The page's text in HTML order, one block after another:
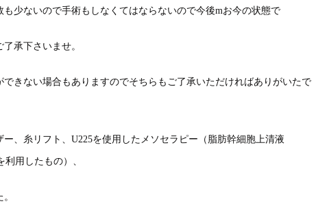
少ないので手術もしなくてはならないので今後mお今の状態で
承下さいませ。
きない場合もありますのでそちらもご了承いただければありがいたで
、糸リフト、U225を使用したメソセラピー（脂肪幹細胞上清液
用したもの）、